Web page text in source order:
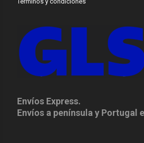
Envíos Express.
Envíos a península y Portugal